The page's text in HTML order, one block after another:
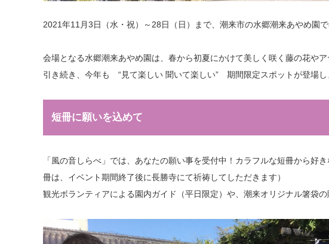
2021年11月3日（水・祝）～28日（日）まで、潮来市の水郷潮来あやめ園
会場となる水郷潮来あやめ園は、春から初夏にかけて美しく咲く藤の花や
引き続き、今年も “見て楽しい 聞いて楽しい” 期間限定スポットが登場し
短冊に願いを込めて
「風の音しらべ」では、あなたの願い事を受付中！カラフルな短冊から好
冊は、イベント期間終了後に長勝寺にて祈祷してしただきます）
観光ボランティアによる園内ガイド（平日限定）や、潮来オリジナル箸袋の